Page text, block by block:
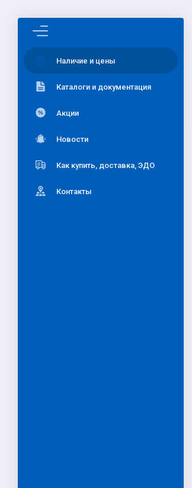
Наличие и цены
Каталоги и документация
Акции
Новости
Как купить, доставка, ЭДО
Контакты